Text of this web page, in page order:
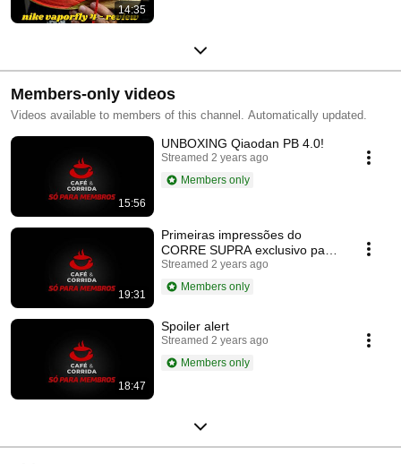
14:35
Members-only videos
Videos available to members of this channel. Automatically updated.
15:56
UNBOXING Qiaodan PB 4.0!
Streamed 2 years ago
Members only
19:31
Primeiras impressões do
CORRE SUPRA exclusivo para
membros
Streamed 2 years ago
Members only
18:47
Spoiler alert
Streamed 2 years ago
Members only